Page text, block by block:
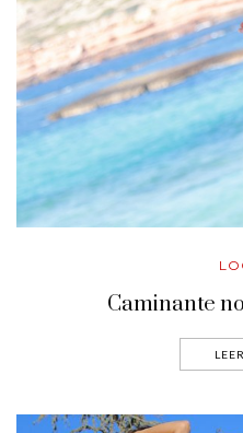
Caminante